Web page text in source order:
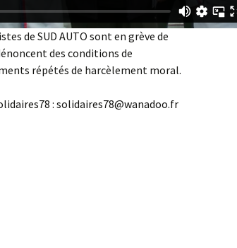
de SUD AUTO sont en grève de
des conditions de
répétés de harcèlement moral.
: solidaires78@wanadoo.fr